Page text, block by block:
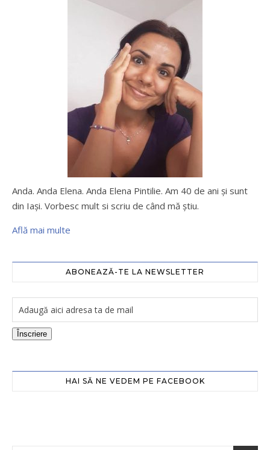
Anda. Anda Elena. Anda Elena Pintilie. Am 40 de ani şi sunt
din Iaşi. Vorbesc mult si scriu de când mă ştiu.
Află mai multe
ABONEAZĂ-TE LA NEWSLETTER
Înscriere
HAI SĂ NE VEDEM PE FACEBOOK